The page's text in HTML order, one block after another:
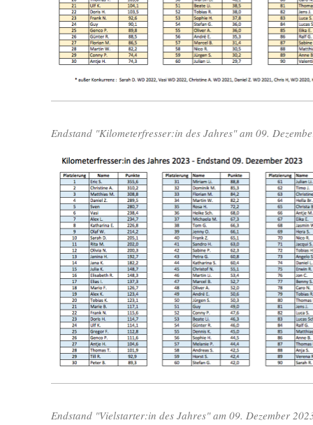
Endstand "Kilometerfresser:in des Jahres" am 09.
Endstand "Vielstarter:in des Jahres" am 09. Dezember